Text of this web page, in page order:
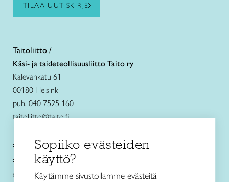
TILAA UUTISKIRJE
Taitoliitto /
Käsi- ja taideteollisuusliitto Taito ry
Kalevankatu 61
00180 Helsinki
puh. 040 7525 160
taitoliitto@taito.fi
Käsityökurssit ja koulutus
Ajankohtaista
Käsityöohjeet
Sopiiko evästeiden
käyttö?
Käytämme sivustollamme evästeitä